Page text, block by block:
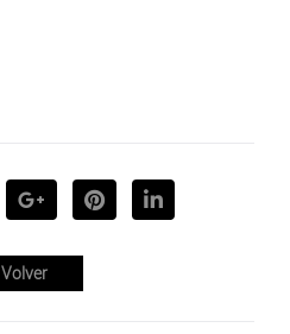
Volver